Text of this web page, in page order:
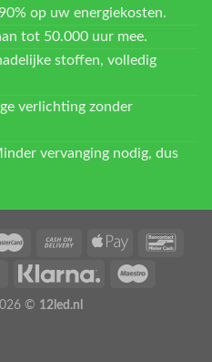
op uw energiekosten.
tot 50.000 uur mee.
stoffen, volledig
verlichting zonder
vervanging nodig, dus
© 12led.nl